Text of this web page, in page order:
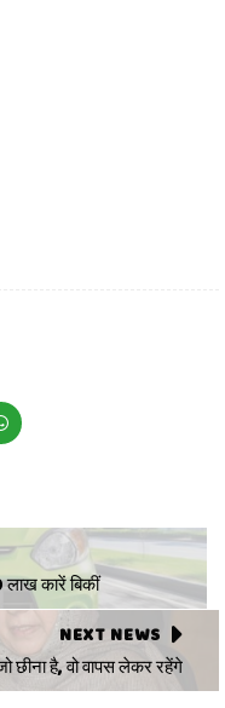
कारें बिकीं
NEXT NEWS
छीना है, वो वापस लेकर रहेंगे